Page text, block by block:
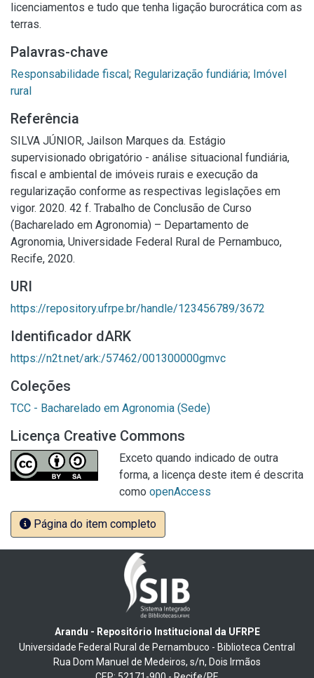
licenciamentos e tudo que tenha ligação burocrática com as
terras.
Palavras-chave
Responsabilidade fiscal; Regularização fundiária; Imóvel
rural
Referência
SILVA JÚNIOR, Jailson Marques da. Estágio
supervisionado obrigatório - análise situacional fundiária,
fiscal e ambiental de imóveis rurais e execução da
regularização conforme as respectivas legislações em
vigor. 2020. 42 f. Trabalho de Conclusão de Curso
(Bacharelado em Agronomia) – Departamento de
Agronomia, Universidade Federal Rural de Pernambuco,
Recife, 2020.
URI
https://repository.ufrpe.br/handle/123456789/3672
Identificador dARK
https://n2t.net/ark:/57462/001300000gmvc
Coleções
TCC - Bacharelado em Agronomia (Sede)
Licença Creative Commons
Exceto quando indicado de outra
forma, a licença deste item é descrita
como openAccess
Página do item completo
Arandu - Repositório Institucional da UFRPE
Universidade Federal Rural de Pernambuco - Biblioteca Central
Rua Dom Manuel de Medeiros, s/n, Dois Irmãos